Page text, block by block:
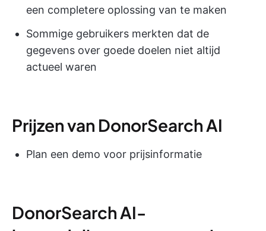
een completere oplossing van te maken
Sommige gebruikers merkten dat de
gegevens over goede doelen niet altijd
actueel waren
Prijzen van DonorSearch AI
Plan een demo voor prijsinformatie
DonorSearch AI-